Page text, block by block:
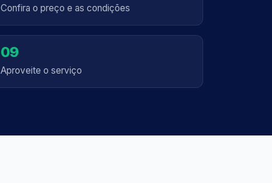
Confira o preço e as condições
09
Aproveite o serviço